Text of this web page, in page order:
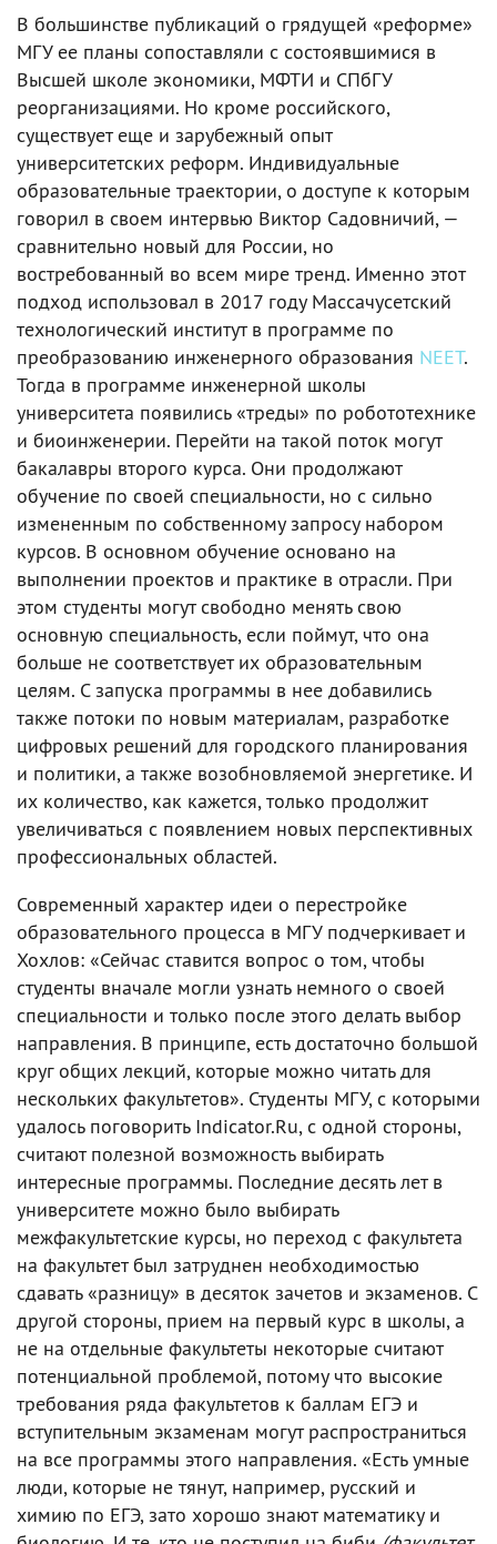
В большинстве публикаций о грядущей «реформе»
МГУ ее планы сопоставляли с состоявшимися в
Высшей школе экономики, МФТИ и СПбГУ
реорганизациями. Но кроме российского,
существует еще и зарубежный опыт
университетских реформ. Индивидуальные
образовательные траектории, о доступе к которым
говорил в своем интервью Виктор Садовничий, —
сравнительно новый для России, но
востребованный во всем мире тренд. Именно этот
подход использовал в 2017 году Массачусетский
технологический институт в программе по
преобразованию инженерного образования NEET.
Тогда в программе инженерной школы
университета появились «треды» по робототехнике
и биоинженерии. Перейти на такой поток могут
бакалавры второго курса. Они продолжают
обучение по своей специальности, но с сильно
измененным по собственному запросу набором
курсов. В основном обучение основано на
выполнении проектов и практике в отрасли. При
этом студенты могут свободно менять свою
основную специальность, если поймут, что она
больше не соответствует их образовательным
целям. С запуска программы в нее добавились
также потоки по новым материалам, разработке
цифровых решений для городского планирования
и политики, а также возобновляемой энергетике. И
их количество, как кажется, только продолжит
увеличиваться с появлением новых перспективных
профессиональных областей.
Современный характер идеи о перестройке
образовательного процесса в МГУ подчеркивает и
Хохлов: «Сейчас ставится вопрос о том, чтобы
студенты вначале могли узнать немного о своей
специальности и только после этого делать выбор
направления. В принципе, есть достаточно большой
круг общих лекций, которые можно читать для
нескольких факультетов». Студенты МГУ, с которыми
удалось поговорить Indicator.Ru, с одной стороны,
считают полезной возможность выбирать
интересные программы. Последние десять лет в
университете можно было выбирать
межфакультетские курсы, но переход с факультета
на факультет был затруднен необходимостью
сдавать «разницу» в десяток зачетов и экзаменов. С
другой стороны, прием на первый курс в школы, а
не на отдельные факультеты некоторые считают
потенциальной проблемой, потому что высокие
требования ряда факультетов к баллам ЕГЭ и
вступительным экзаменам могут распространиться
на все программы этого направления. «Есть умные
люди, которые не тянут, например, русский и
химию по ЕГЭ, зато хорошо знают математику и